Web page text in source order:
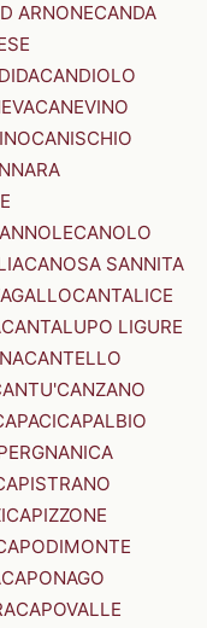
ARNONECANDA
CANDIOLO
CANEVINO
CANISCHIO
CANOLO
CANOSA SANNITA
CANTALICE
CANTALUPO LIGURE
CANTELLO
CANZANO
CAPALBIO
CAPIZZONE
CAPONAGO
CAPOVALLE